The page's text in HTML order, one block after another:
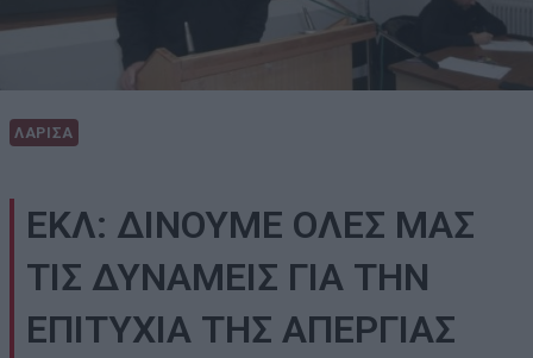
ΛΑΡΙΣΑ
ΕΚΛ: ΔΙΝΟΥΜΕ ΟΛΕΣ ΜΑΣ
ΤΙΣ ΔΥΝΑΜΕΙΣ ΓΙΑ ΤΗΝ
ΕΠΙΤΥΧΙΑ ΤΗΣ ΑΠΕΡΓΙΑΣ